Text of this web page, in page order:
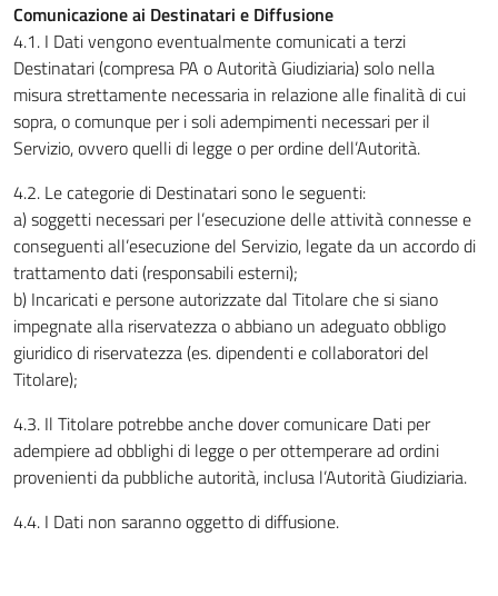
Comunicazione ai Destinatari e Diffusione
4.1. I Dati vengono eventualmente comunicati a terzi
Destinatari (compresa PA o Autorità Giudiziaria) solo nella
misura strettamente necessaria in relazione alle finalità di cui
sopra, o comunque per i soli adempimenti necessari per il
Servizio, ovvero quelli di legge o per ordine dell’Autorità.
4.2. Le categorie di Destinatari sono le seguenti:
a) soggetti necessari per l’esecuzione delle attività connesse e
conseguenti all’esecuzione del Servizio, legate da un accordo di
trattamento dati (responsabili esterni);
b) Incaricati e persone autorizzate dal Titolare che si siano
impegnate alla riservatezza o abbiano un adeguato obbligo
giuridico di riservatezza (es. dipendenti e collaboratori del
Titolare);
4.3. Il Titolare potrebbe anche dover comunicare Dati per
adempiere ad obblighi di legge o per ottemperare ad ordini
provenienti da pubbliche autorità, inclusa l’Autorità Giudiziaria.
4.4. I Dati non saranno oggetto di diffusione.